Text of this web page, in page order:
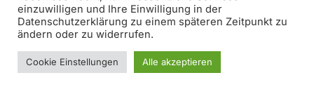
TRANSPORTMANAGEMENTSYSTEM (3)
Aktuelle Beiträge
einzuwilligen und Ihre Einwilligung in der
Datenschutzerklärung zu einem späteren Zeitpunkt zu
ändern oder zu widerrufen.
Cookie Einstellungen Alle akzeptieren